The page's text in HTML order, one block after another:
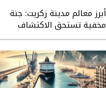
أبرز معالم مدينة زكريت: جنة
مخفية تستحق الاكتشاف